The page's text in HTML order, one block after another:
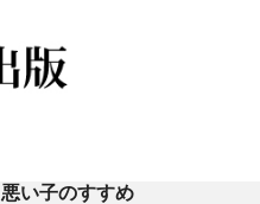
悪い子のすすめ